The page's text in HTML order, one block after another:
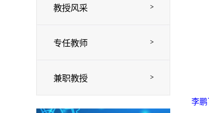
教授风采 >
专任教师 >
兼职教授 >
李鹏